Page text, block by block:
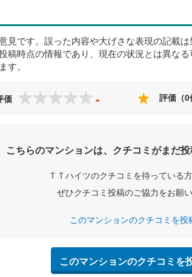
見です。誤った内容や大げさな表現の記載
稿時点の情報であり、現在の状況とは異な
。
価 - 評価（0
こちらのマンションは、クチコミがまだ投
ＴＴハイツのクチコミを待っている方
ぜひクチコミ投稿のご協力をお願い
このマンションのクチコミを投
このマンションのクチコミを